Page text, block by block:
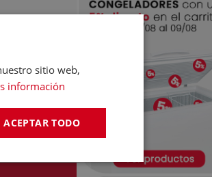
sitio web,
información
ACEPTAR TODO